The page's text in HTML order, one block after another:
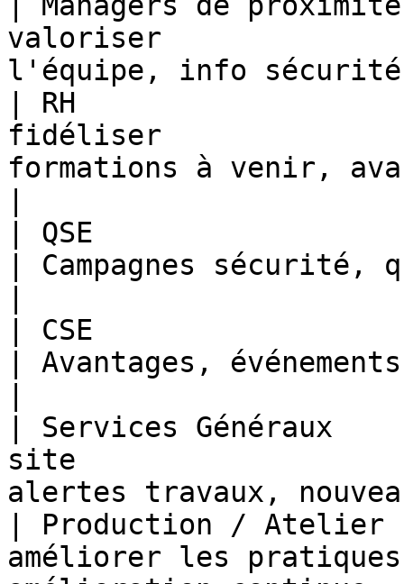
valoriser
l'équipe, info
| RH
fidéliser
formations à venir,
| QSE
| Campagnes sécurité,
| CSE
| Avantages,
| Services
site                     |
alertes travaux,
| Production /
améliorer les